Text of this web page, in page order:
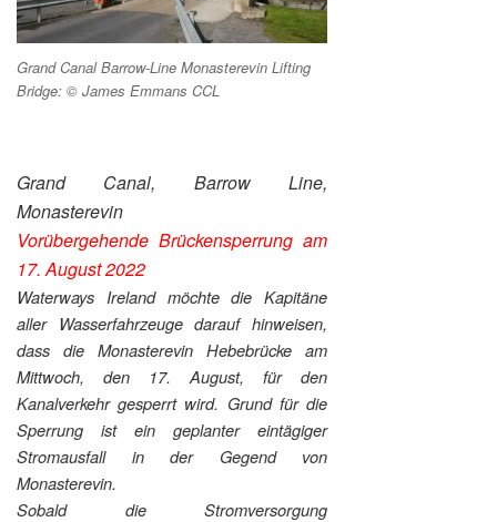
Grand Canal Barrow-Line Monasterevin Lifting
Bridge: © James Emmans CCL
Grand Canal, Barrow Line,
Monasterevin
Vorübergehende Brückensperrung am
17. August 2022
Waterways Ireland möchte die Kapitäne
aller Wasserfahrzeuge darauf hinweisen,
dass die Monasterevin Hebebrücke am
Mittwoch, den 17. August, für den
Kanalverkehr gesperrt wird. Grund für die
Sperrung ist ein geplanter eintägiger
Stromausfall in der Gegend von
Monasterevin.
Sobald die Stromversorgung